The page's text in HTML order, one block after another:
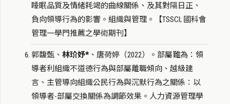
睡眠品質及情緒耗竭的曲線關係、及其對隔日正、
負向領導行為的影響。組織與管理。【TSSCI; 國科會
管理一學門推薦之學術期刊】
郭馥甄、 林玠妤*、唐荷婷（2022）。部屬難為：領
導者利組織不道德行為與部屬離職傾向、越級建
言、主管導向組織公民行為與沉默行為之關係：以
領導者-部屬交換關係為調節效果。人力資源管理學